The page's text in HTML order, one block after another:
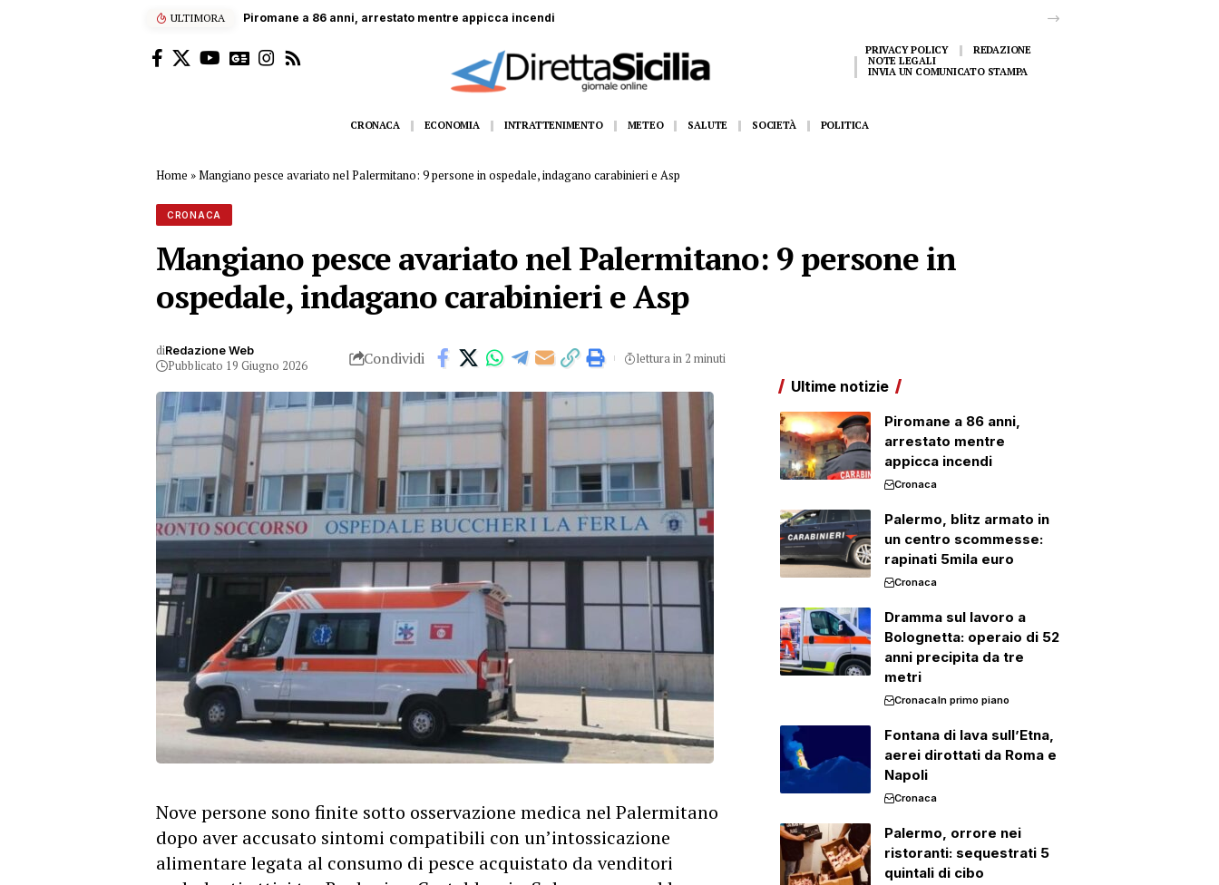
ULTIMORA Piromane a 86 anni, arrestato mentre appicca incendi
PRIVACY POLICY
REDAZIONE
NOTE LEGALI
INVIA UN COMUNICATO STAMPA
CRONACA ECONOMIA INTRATTENIMENTO METEO SALUTE SOCIETÀ POLITICA
Home »Mangiano pesce avariato nel Palermitano: 9 persone in ospedale, indagano carabinieri e Asp
CRONACA
Mangiano pesce avariato nel Palermitano: 9 persone in
ospedale, indagano carabinieri e Asp
diRedazione Web
Pubblicato 19 Giugno 2026 Condividi lettura in 2 minuti
Nove persone sono finite sotto osservazione medica nelPalermitano
dopo aver accusato sintomi compatibili con un’intossicazione
alimentare legata al consumo di pesce acquistato da venditori
Ultime notizie
Piromane a 86 anni,
arrestato mentre
appicca incendi
Cronaca
Palermo, blitz armato in
un centro scommesse:
rapinati 5mila euro
Cronaca
Dramma sul lavoro a
Bolognetta: operaio di 52
anni precipita da tre
metri
CronacaIn primo piano
Fontana di lava sull’Etna,
aerei dirottati da Roma e
Napoli
Cronaca
Palermo, orrore nei
ristoranti: sequestrati 5
quintali di cibo